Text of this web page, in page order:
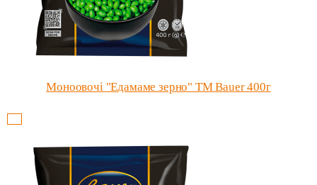
Моноовочі "Едамаме зерно" ТМ Bauer 400г